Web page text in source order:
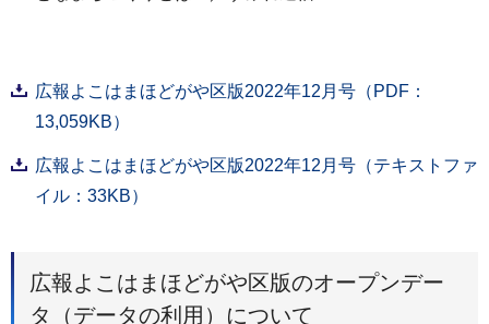
広報よこはまほどがや区版2022年12月号（PDF：
13,059KB）
広報よこはまほどがや区版2022年12月号（テキストファ
イル：33KB）
広報よこはまほどがや区版のオープンデー
タ（データの利用）について